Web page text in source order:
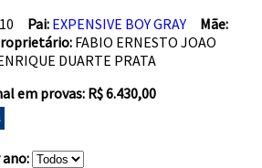
Pai: EXPENSIVE BOY GRAY
Mãe:
FABIO ERNESTO JOAO
DUARTE PRATA
em provas: R$ 6.430,00